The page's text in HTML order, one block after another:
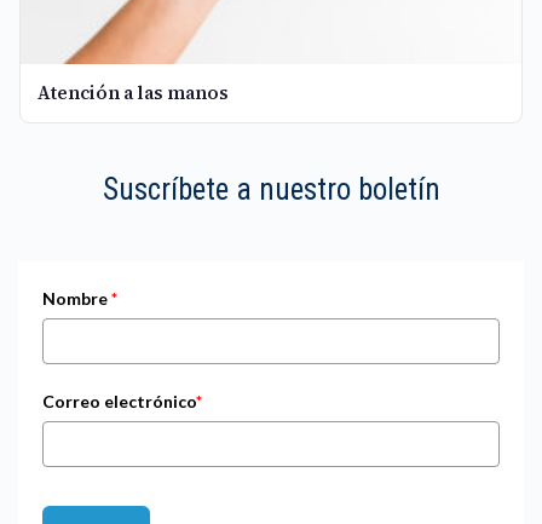
Atención a las manos
Suscríbete a nuestro boletín
Nombre*
Correo electrónico*